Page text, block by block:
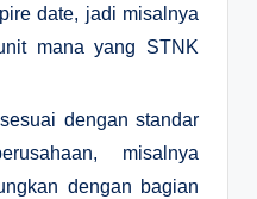
date, jadi misalnya
mana yang STNK
dengan standar
misalnya
dengan bagian